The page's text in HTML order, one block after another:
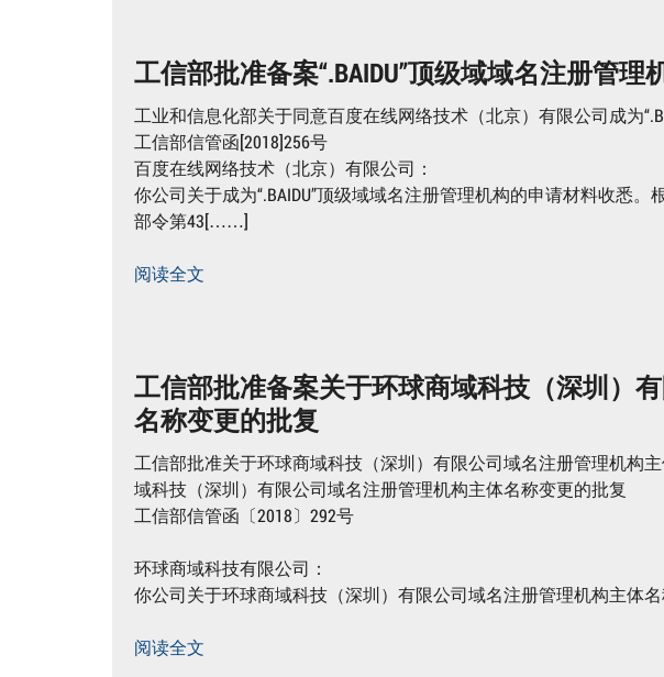
工信部批准备案“.BAIDU”顶级域域名注册管理
工业和信息化部关于同意百度在线网络技术（北京）有限公司成为
工信部信管函[2018]256号
百度在线网络技术（北京）有限公司：
你公司关于成为“.BAIDU”顶级域域名注册管理机构的申请材料收悉
部令第43[……]
阅读全文
工信部批准备案关于环球商域科技（深圳）
名称变更的批复
工信部批准关于环球商域科技（深圳）有限公司域名注册管理机构
域科技（深圳）有限公司域名注册管理机构主体名称变更的批复
工信部信管函〔2018〕292号
环球商域科技有限公司：
你公司关于环球商域科技（深圳）有限公司域名注册管理机构主体
阅读全文